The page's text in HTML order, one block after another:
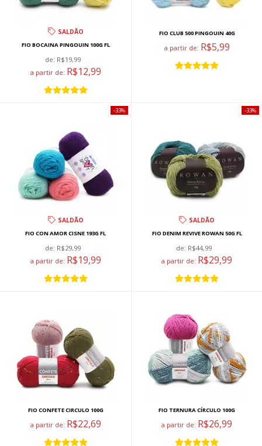
SALDÃO
FIO BOCAINA PINGOUIN 100G FL
de: R$19,99
a partir de: R$12,99
FIO CLUB 500 PINGOUIN 40G
a partir de: R$5,99
SALDÃO
FIO CON AMOR CISNE 193G FL
de: R$29,99
a partir de: R$19,99
33%
SALDÃO
FIO DENIM REVIVE ROWAN 50G FL
de: R$44,99
a partir de: R$29,99
33%
FIO CONFETE CIRCULO 100G
a partir de: R$22,69
FIO TERNURA CÍRCULO 100G
a partir de: R$26,99